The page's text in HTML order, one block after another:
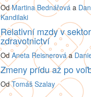
OdMartina Bednářová a
Kandilaki
Relativní mzdy v
zdravotnictví
OdAneta Reisnerováa
Zmeny prídu až po
OdTomáš Szalay